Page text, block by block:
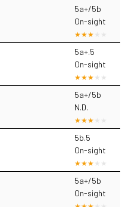
5a+/5b
On-sight
5a+.5
On-sight
5a+/5b
N.D.
5b.5
On-sight
5a+/5b
On-sight